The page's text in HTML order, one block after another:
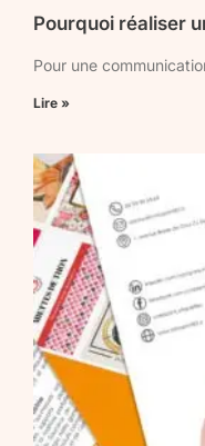
Pourquoi réaliser
Pour une
Lire »